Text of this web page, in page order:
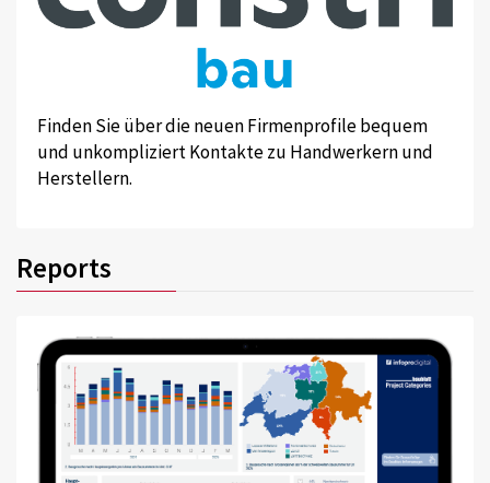
Finden Sie über die neuen Firmenprofile bequem
und unkompliziert Kontakte zu Handwerkern und
Herstellern.
Reports